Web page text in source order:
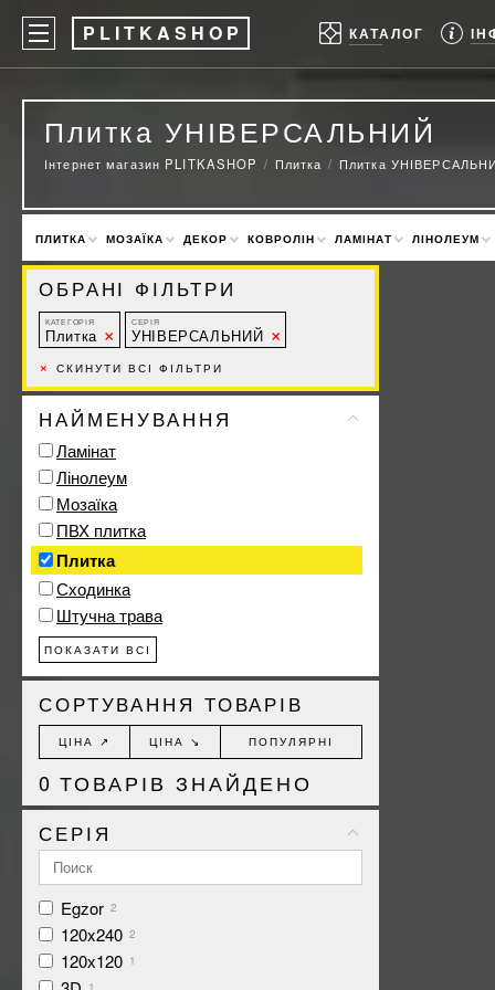
P LITKASHOP КАТАЛОГ
Плитка УНІВЕРСАЛЬНИЙ
Інтернет магазин PLITKASHOP Плитка Плитка
ПЛИТКА МОЗАЇКА ДЕКОР КОВРОЛІН ЛАМІНАТ ЛІНОЛЕУМ
ОБРАНІ ФІЛЬТРИ
КАТЕГОРІЯ
Плитка
СЕРІЯ
УНІВЕРСАЛЬНИЙ
× СКИНУТИ ВСІ ФІЛЬТРИ
НАЙМЕНУВАННЯ
Ламінат
Лінолеум
Мозаїка
ПВХ плитка
Плитка
Сходинка
Штучна трава
ПОКАЗАТИ ВСІ
СОРТУВАННЯ ТОВАРІВ
ЦІНА ↗ ЦІНА ↘ ПОПУЛЯРНІ
0 ТОВАРІВ ЗНАЙДЕНО
СЕРІЯ
Egzor 2
120x240 2
120х120 1